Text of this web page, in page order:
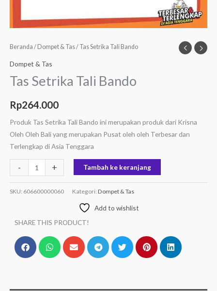
Beranda / Dompet & Tas/ Tas Setrika Tali Bando
Dompet & Tas
Tas Setrika Tali Bando
Rp264.000
Produk Tas Setrika Tali Bando ini merupakan produk dari Krisna
Oleh Oleh Bali yang merupakan Pusat oleh oleh Terbesar dan
Terlengkap di Asia Tenggara
- + Tambah ke keranjang
SKU: 606600000060 Kategori: Dompet & Tas
Add to wishlist
SHARE THIS PRODUCT!